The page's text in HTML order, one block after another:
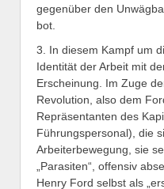
gegenüber den
bot.
3. In diesem Kampf um
Identität der Arbeit mit
Erscheinung. Im Zuge
Revolution, also dem
Repräsentanten des
Führungspersonal), die
Arbeiterbewegung, sie
„Parasiten“, offensiv
Henry Ford selbst als